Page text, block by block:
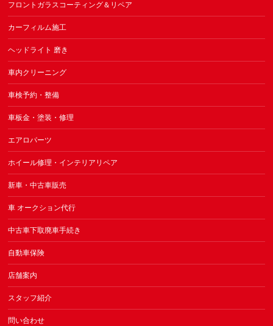
フロントガラスコーティング＆リペア
カーフィルム施工
ヘッドライト 磨き
車内クリーニング
車検予約・整備
車板金・塗装・修理
エアロパーツ
ホイール修理・インテリアリペア
新車・中古車販売
車 オークション代行
中古車下取廃車手続き
自動車保険
店舗案内
スタッフ紹介
問い合わせ